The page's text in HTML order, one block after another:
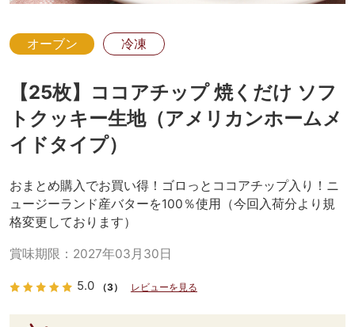
オーブン 冷凍
【25枚】ココアチップ 焼くだけ ソフ
トクッキー生地（アメリカンホームメ
イドタイプ）
おまとめ購入でお買い得！ゴロっとココアチップ入り！ニ
ュージーランド産バターを100％使用（今回入荷分より規
格変更しております）
賞味期限： 2027年03月30日
5.0 （3） レビューを見る